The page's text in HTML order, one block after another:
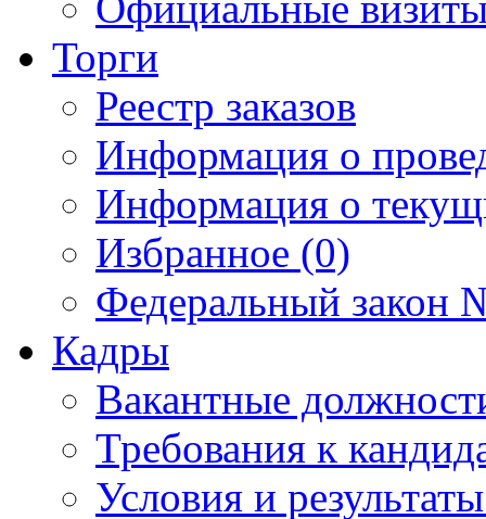
Торги
Реестр заказов
Информация о
Информация о
Избранное (0)
Федеральный закон
Кадры
Вакантные
Требования к
Условия и